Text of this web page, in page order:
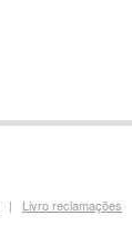
| Livro reclamações